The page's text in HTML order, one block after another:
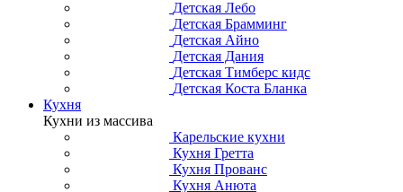
Детская Лебо
Детская Брамминг
Детская Айно
Детская Дания
Детская Тимберс кидс
Детская Коста Бланка
Кухня
Кухни из массива
Карельские кухни
Кухня Гретта
Кухня Прованс
Кухня Анюта